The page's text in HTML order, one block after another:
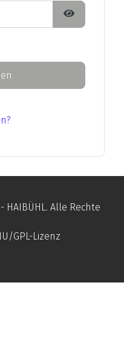
Passwort
HAIBÜHL. Alle Rechte
GPL-Lizenz